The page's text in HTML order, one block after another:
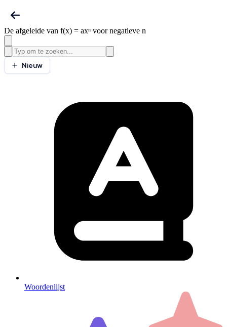
De afgeleide van f(x) = axⁿ voor negatieve n
Nieuw
Woordenlijst